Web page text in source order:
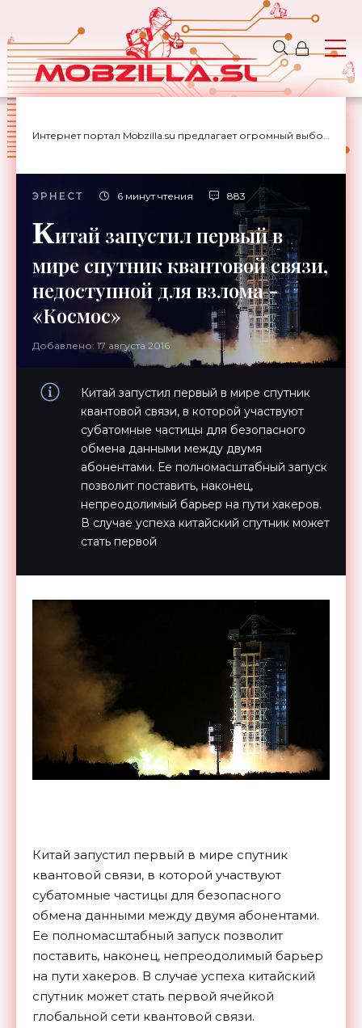
Интернет портал Mobzilla.su предлагает огромный выбор новостей с доставкой на дом.
ЭРНЕСТ 6 минут чтения 883
Китай запустил первый в
мире спутник квантовой связи,
недоступной для взлома -
«Космос»
Добавлено: 17 августа 2016
Китай запустил первый в мире спутник
квантовой связи, в которой участвуют
субатомные частицы для безопасного
обмена данными между двумя
абонентами. Ее полномасштабный запуск
позволит поставить, наконец,
непреодолимый барьер на пути хакеров.
В случае успеха китайский спутник может
стать первой
Китай запустил первый в мире спутник
квантовой связи, в которой участвуют
субатомные частицы для безопасного
обмена данными между двумя абонентами.
Ее полномасштабный запуск позволит
поставить, наконец, непреодолимый барьер
на пути хакеров. В случае успеха китайский
спутник может стать первой ячейкой
глобальной сети квантовой связи.